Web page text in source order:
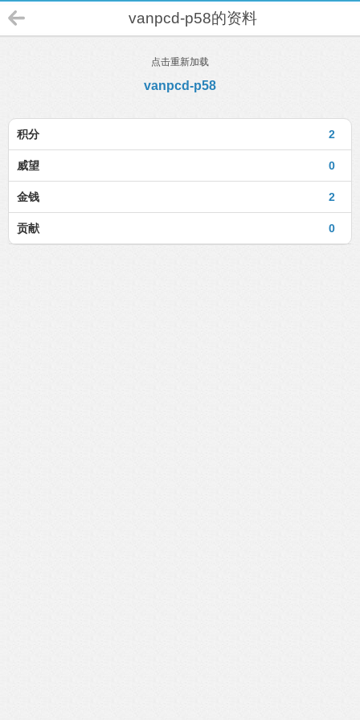
vanpcd-p58的资料
点击重新加载
vanpcd-p58
2
积分
0
威望
2
金钱
0
贡献